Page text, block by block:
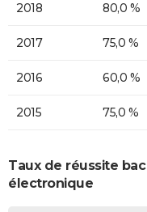
2018 80,0 %
2017 75,0 %
2016 60,0 %
2015 75,0 %
Taux de réussite
électronique